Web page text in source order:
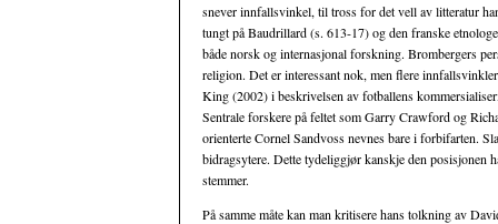
snever innfallsvinkel, til tross for det vell av litteratur
tungt på Baudrillard (s. 613-17) og den franske
både norsk og internasjonal forskning. Brombergers
religion. Det er interessant nok, men flere
King (2002) i beskrivelsen av fotballens
Sentrale forskere på feltet som Garry Crawford og
orienterte Cornel Sandvoss nevnes bare i forbifarten.
bidragsytere. Dette tydeliggjør kanskje den posisjonen
stemmer.
På samme måte kan man kritisere hans tolkning av